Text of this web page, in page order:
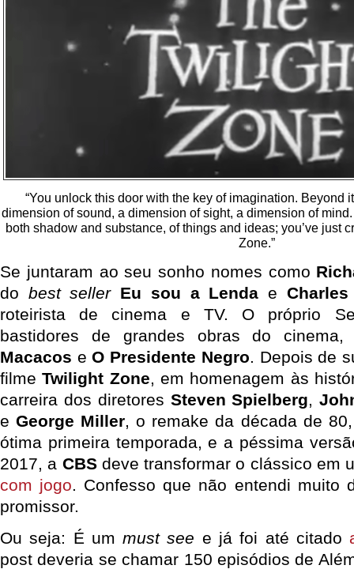
“You unlock this door with the key of imagination. Beyond
dimension of sound, a dimension of sight, a dimension of
both shadow and substance, of things and ideas; you’ve just
Zone.”
Se juntaram ao seu sonho nomes como
do best seller Eu sou a Lenda e
roteirista de cinema e TV. O próprio
bastidores de grandes obras do
Macacos eO Presidente Negro. Depois de
filmeTwilight Zone, em homenagem às
carreira dos diretores Steven Spielberg,
eGeorge Miller, o remake da década de
ótima primeira temporada, e a péssima
2017, a CBSdeve transformar o clássico em
com jogo. Confesso que não entendi muito
promissor.
Ou seja: É ummust see e já foi até citado
post deveria se chamar 150 episódios de